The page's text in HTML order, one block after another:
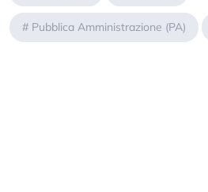
# Pubblica Amministrazione (PA)